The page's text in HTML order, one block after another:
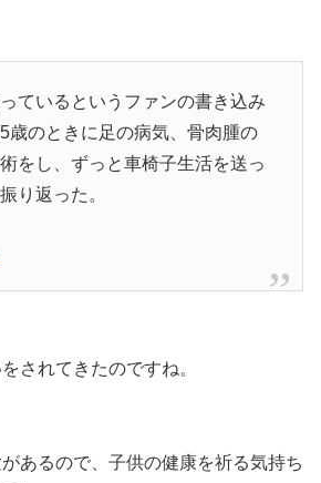
ているというファンの書き込み
歳のときに足の病気、骨肉腫の
をし、ずっと車椅子生活を送っ
り返った。
されてきたのですね。
あるので、子供の健康を祈る気持ち